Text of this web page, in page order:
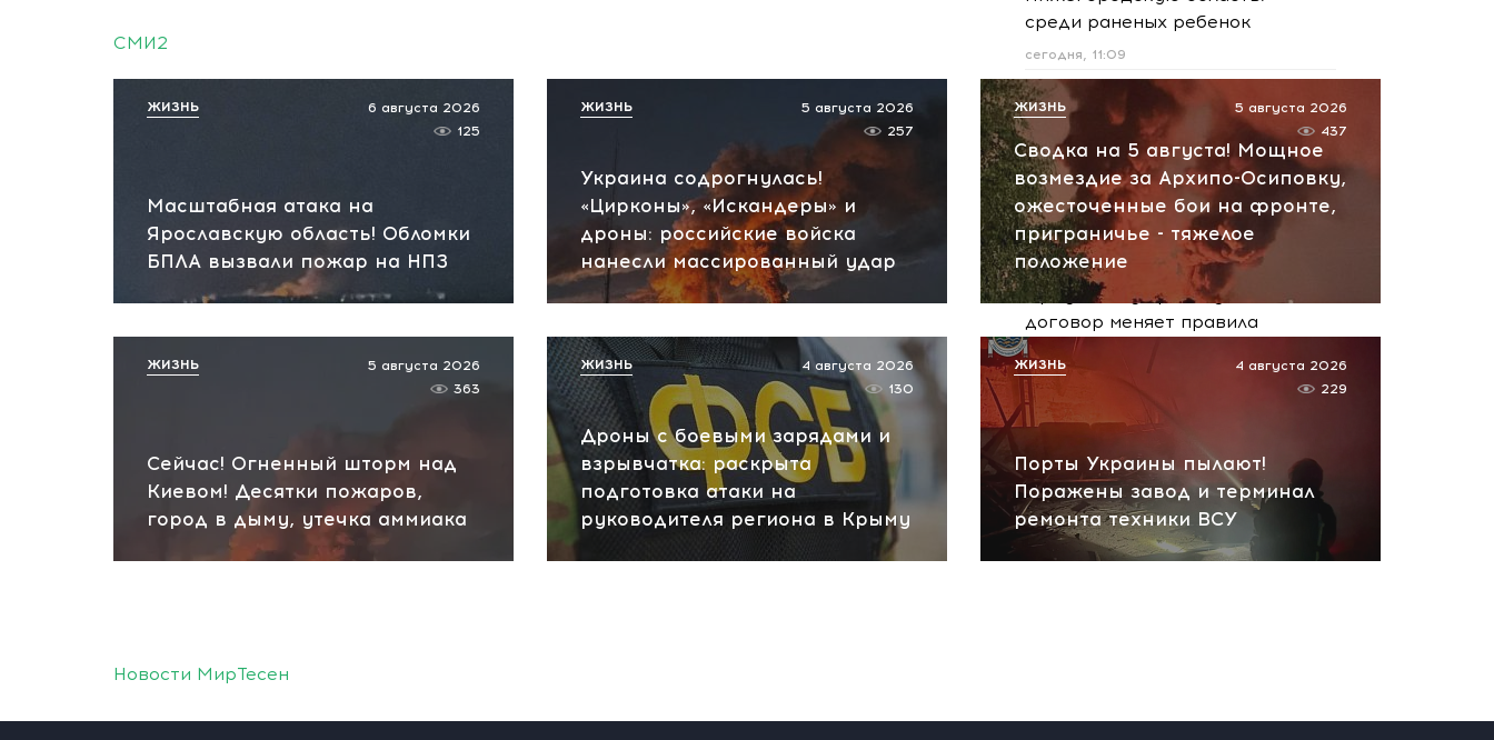
среди раненых ребенок
сегодня, 11:09
Курорты Кубани готовятся
к угрозам: рядом с пляжами
появились места для
спасения
сегодня, 10:45
Иран получает ключ к
Ормузскому проливу: новый
договор меняет правила
игры на Ближнем Востоке
сегодня, 10:33
СМИ2
Масштабная атака на
Ярославскую область! Обломки
БПЛА вызвали пожар на НПЗ
6 августа 2026
125
ЖИЗНЬ
Украина содрогнулась!
«Цирконы», «Искандеры» и
дроны: российские войска
нанесли массированный удар
5 августа 2026
257
ЖИЗНЬ
Сводка на 5 августа! Мощное
возмездие за Архипо-Осиповку,
ожесточенные бои на фронте,
приграничье - тяжелое
положение
5 августа 2026
437
ЖИЗНЬ
Сейчас! Огненный шторм над
Киевом! Десятки пожаров,
город в дыму, утечка аммиака
5 августа 2026
363
ЖИЗНЬ
Дроны с боевыми зарядами и
взрывчатка: раскрыта
подготовка атаки на
руководителя региона в Крыму
4 августа 2026
130
ЖИЗНЬ
Порты Украины пылают!
Поражены завод и терминал
ремонта техники ВСУ
4 августа 2026
229
ЖИЗНЬ
Новости МирТесен